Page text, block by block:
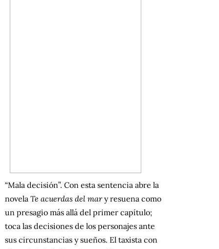
“Mala decisión”. Con esta sentencia abre la
novela Te acuerdas del mary resuena como
un presagio más allá del primer capítulo;
toca las decisiones de los personajes ante
sus circunstancias y sueños. El taxista con